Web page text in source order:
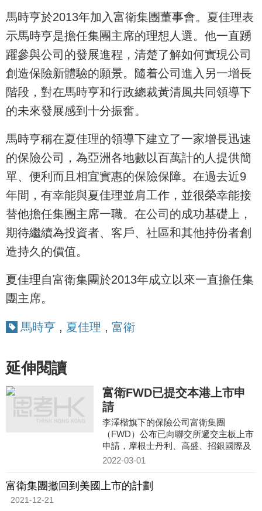
馬時亨於2013年加入富衛集團董事會。夏佳理表
示馬時亨是擔任集團主席的理想人選。他一直踴
躍參與公司的發展進程，清楚了解如何實現公司
創造保險新體驗的願景。隨着公司進入另一增長
階段，對在馬時亨和行政總裁黃清風共同領導下
的未來發展感到十分振奮。
馬時亨稱在夏佳理的領導下建立了一家增長迅速
的保險公司，為亞洲各地數以百萬計的人提供簡
單、便利而且相宜實惠的保險保障。在過去近9
年間，有幸能與夏佳理並肩工作，並很榮幸能接
替他擔任集團主席一職。在公司的成功基礎上，
期待繼續為投資者、客戶、社區和其他持份者創
造持久的價值。
夏佳理自富衛集團於2013年成立以來一直擔任集
團主席。
馬時亨 , 夏佳理 , 富衛
延伸閱讀
富衛FWD已提交本港上市申
請
李澤楷旗下的保險公司富衛集團
（FWD）公布已向聯交所遞交主板上市
申請，摩根士丹利、高盛、招銀國際及
摩根大通擔任富衛集團聯席保薦人。
2022-03-01
富衛集團撤回到美國上市的計劃
2021-12-21